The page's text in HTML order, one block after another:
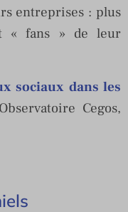
entreprises : plus
« fans » de leur
sociaux dans les
Cegos,